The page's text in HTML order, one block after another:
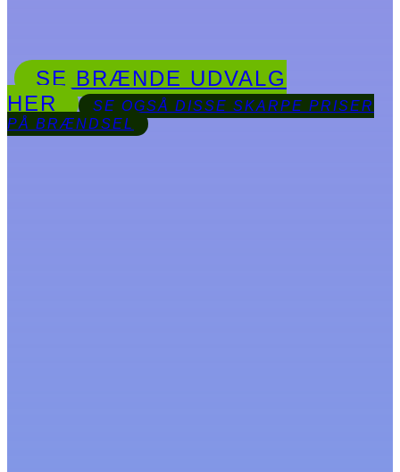
SE BRÆNDE UDVALG
HER
SE OGSÅ DISSE SKARPE PRISER
PÅ BRÆNDSEL